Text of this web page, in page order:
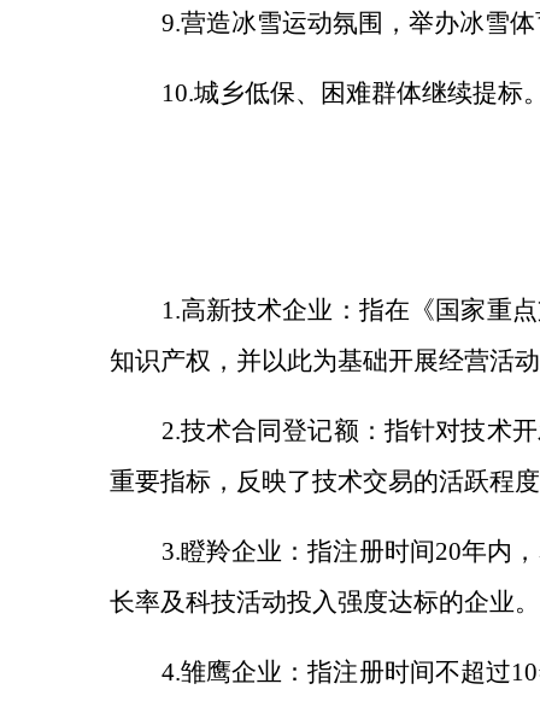
9.营造冰雪运动氛围，举办冰雪
10.城乡低保、困难群体继续提标
1.高新技术企业：指在《国家重
知识产权 ，并以此为基础开展经营活动
2.技术合同登记额：指针对技术
重要指标，反映了技术交易的活跃程
3.瞪羚企业：指注册时间20年内
长率及科技活动投入强度达标的企业。
4.雏鹰企业：指注册时间不超过